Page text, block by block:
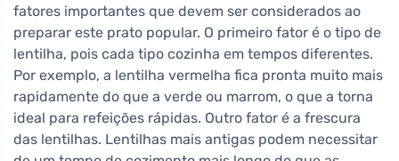
fatores importantes que devem ser considerados ao
preparar este prato popular. O primeiro fator é o tipo de
lentilha, pois cada tipo cozinha em tempos diferentes.
Por exemplo, a lentilha vermelha fica pronta muito mais
rapidamente do que a verde ou marrom, o que a torna
ideal para refeições rápidas. Outro fator é a frescura
das lentilhas. Lentilhas mais antigas podem necessitar